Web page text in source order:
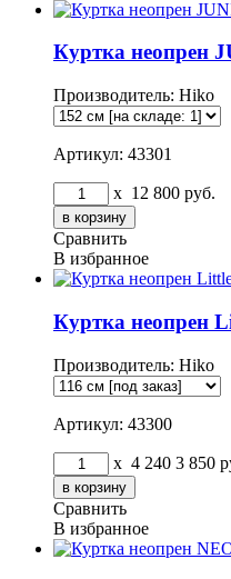
Куртка неопрен
Производитель: Hiko
Артикул: 43301
x 12 800 руб.
Сравнить
В избранное
Куртка неопрен
Производитель: Hiko
Артикул: 43300
x 4 240 3 850
Сравнить
В избранное